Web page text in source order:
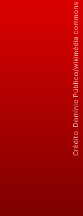
Crédito: Domínio Público/wikimédia commons